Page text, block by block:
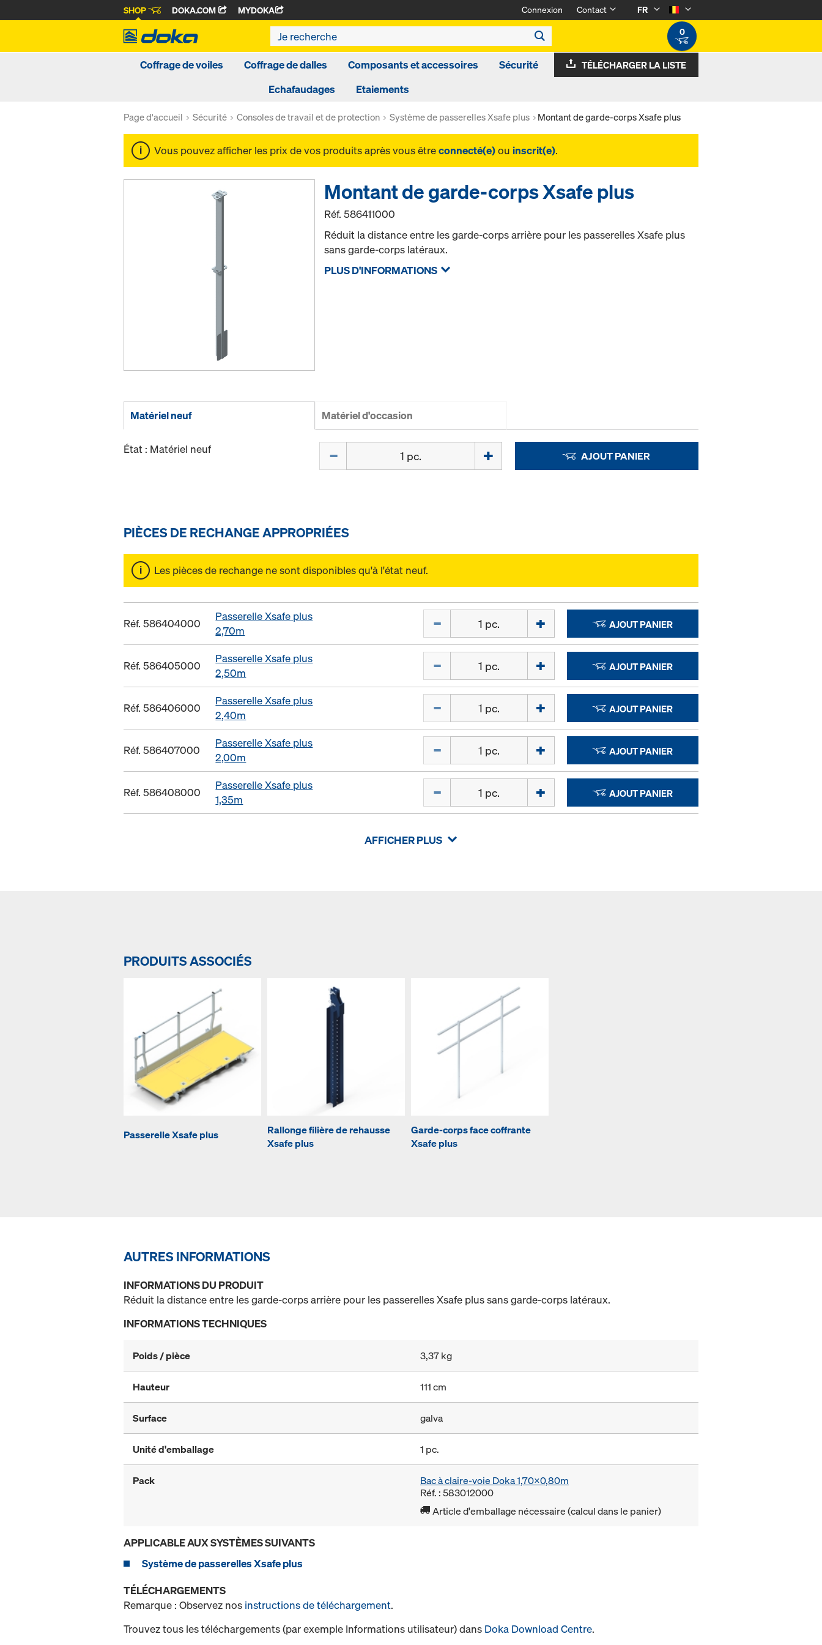
SHOP DOKA.COM MYDOKA Connexion Contact
FR
0
Coffrage de voiles Coffrage de dalles Composants et accessoires
Sécurité
Echafaudages
Etaiements
TÉLÉCHARGER LA LISTE
Page d'accueil Sécurité Consoles de travail et de protection Système de passerelles Xsafe plus Montant de garde-corps Xsafe plus
Vous pouvez afficher les prix de vos produits après vous êtreconnecté(e)ou inscrit(e).
Montant de garde-corps Xsafe plus
Réf.586411000
Réduit la distance entre les garde-corps arrière pour les passerelles Xsafe plus
sans garde-corps latéraux.
PLUS D'INFORMATIONS
Matériel neuf Matériel d'occasion
État : Matériel neuf AJOUT PANIER
PIÈCES DE RECHANGE APPROPRIÉES
Les pièces de rechange ne sont disponibles qu'à l'état neuf.
Réf. 586404000
Passerelle Xsafe plus
2,70m
AJOUT PANIER
Réf. 586405000
Passerelle Xsafe plus
2,50m
AJOUT PANIER
Réf. 586406000
Passerelle Xsafe plus
2,40m
AJOUT PANIER
Réf. 586407000
Passerelle Xsafe plus
2,00m
AJOUT PANIER
Réf. 586408000
Passerelle Xsafe plus
1,35m
AJOUT PANIER
AFFICHER PLUS
PRODUITS ASSOCIÉS
Passerelle Xsafe plus
Rallonge filière de rehausse
Xsafe plus
Garde-corps face coffrante
Xsafe plus
AUTRES INFORMATIONS
INFORMATIONS DU PRODUIT
Réduit la distance entre les garde-corps arrière pour les passerelles Xsafe plus sans garde-corps latéraux.
INFORMATIONS TECHNIQUES
Poids / pièce 3,37 kg
Hauteur 111 cm
Surface galva
Unité d'emballage 1 pc.
Pack
Bac à claire-voie Doka 1,70x0,80m
Réf. : 583012000
Article d'emballage nécessaire (calcul dans le panier)
APPLICABLE AUX SYSTÈMES SUIVANTS
Système de passerelles Xsafe plus
TÉLÉCHARGEMENTS
Remarque : Observez nos instructions de téléchargement.
Trouvez tous les téléchargements (par exemple Informations utilisateur) dans Doka Download Centre.